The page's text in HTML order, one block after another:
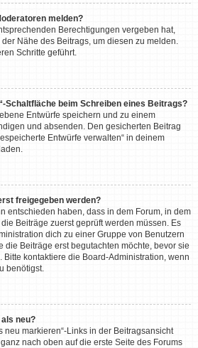
melden?
Berechtigungen vergeben hat,
Nähe des Beitrags, um diesen zu melden.
Schritte geführt.
Schaltfläche beim Schreiben eines Beitrags?
Entwürfe speichern und zu einem
und absenden. Den gesicherten Beitrag
Entwürfe verwalten“ in deinem
freigegeben werden?
entschieden haben, dass in dem Forum, in dem
Beiträge zuerst geprüft werden müssen. Es
dich zu einer Gruppe von Benutzern
die Beiträge erst begutachten möchte, bevor sie
Bitte kontaktiere die Board-Administration, wenn
benötigst.
neu?
neu markieren“-Links in der Beitragsansicht
nach oben auf die erste Seite des Forums